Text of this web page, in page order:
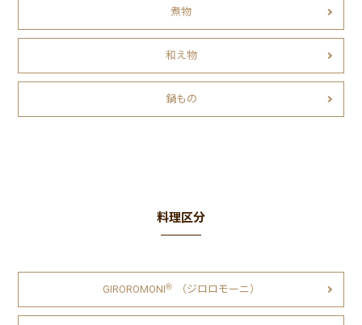
煮物
和え物
鍋もの
料理区分
GIROROMONIⓇ （ジロロモーニ）